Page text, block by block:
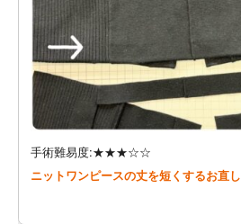
手術難易度:★★★☆☆
ニットワンピースの丈を短くするお直し